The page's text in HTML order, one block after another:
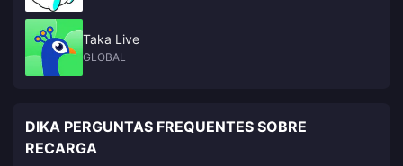
Taka Live
GLOBAL
DIKA PERGUNTAS FREQUENTES SOBRE
RECARGA